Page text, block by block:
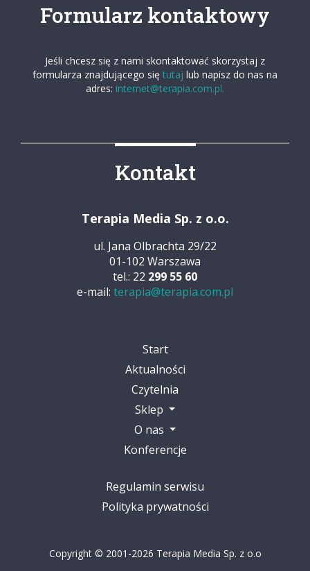
Formularz kontaktowy
Jeśli chcesz się z nami skontaktować skorzystaj z
formularza znajdującego się tutaj lub napisz do nas na
adres: internet@terapia.com.pl.
Kontakt
Terapia Media Sp. z o.o.
ul. Jana Olbrachta 29/22
01-102 Warszawa
tel.: 22 299 55 60
e-mail: terapia@terapia.com.pl
Start
Aktualności
Czytelnia
Sklep
O nas
Konferencje
Regulamin serwisu
Polityka prywatności
Copyright © 2001-2026 Terapia Media Sp. z o.o